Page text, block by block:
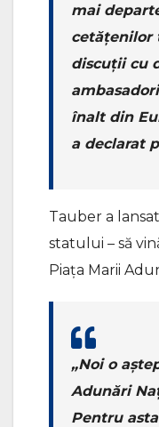
mai
cetățenilor
discuții cu
înalt din
a declarat
Tauber a
statului – să
Piața Marii
„Noi o
Adunări
Pentru